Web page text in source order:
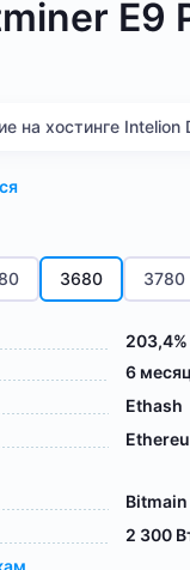
E9
на хостинге Intelion
3680 3780
6
Ethash
Bitmain
2 300